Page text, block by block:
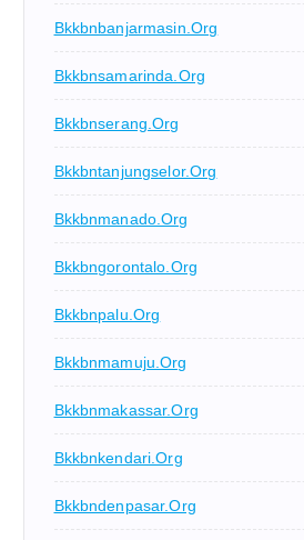
Bkkbnbanjarmasin.org
Bkkbnsamarinda.org
Bkkbnserang.org
Bkkbntanjungselor.org
Bkkbnmanado.org
Bkkbngorontalo.org
Bkkbnpalu.org
Bkkbnmamuju.org
Bkkbnmakassar.org
Bkkbnkendari.org
Bkkbndenpasar.org